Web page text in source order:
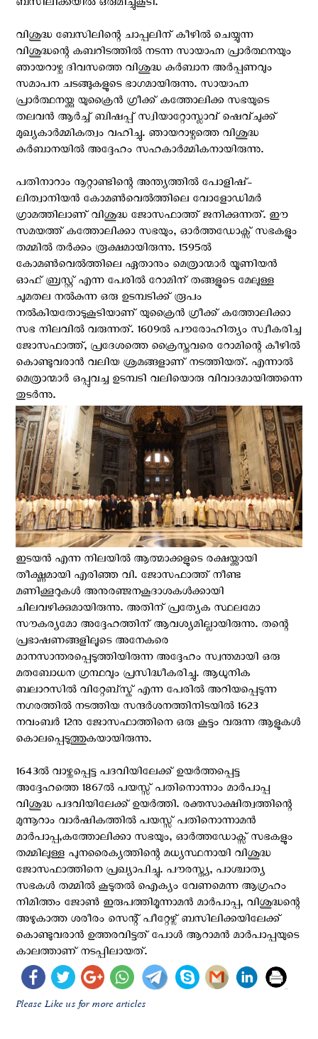
ബസിലിക്കയിൽ ഒരുമിച്ചുകൂടി.
വിശുദ്ധ ബേസിലിന്റെ ചാപ്പലിന് കീഴിൽ ചെയ്യുന്ന
വിശുദ്ധന്റെ കബറിടത്തിൽ നടന്ന സായാഹ്ന പ്രാർത്ഥനയും
ഞായറാഴ്ച ദിവസത്തെ വിശുദ്ധ കുർബാന അർപ്പണവും
സമാപന ചടങ്ങുകളുടെ ഭാഗമായിരുന്നു. സായാഹ്ന
പ്രാർത്ഥനയ്ക്കു യുക്രൈൻ ഗ്രീക്ക് കത്തോലിക്ക സഭയുടെ
തലവൻ ആർച്ച് ബിഷപ്പ് സ്വിയാറ്റോസ്ലാവ് ഷെവ്ചുക്ക്
മുഖ്യകാര്‍മ്മികത്വം വഹിച്ചു. ഞായറാഴ്ചത്തെ വിശുദ്ധ
കുർബാനയിൽ അദ്ദേഹം സഹകാർമ്മികനായിരുന്നു.
പതിനാറാം നൂറ്റാണ്ടിന്റെ അന്ത്യത്തിൽ പോളിഷ്-
ലിത്വാനിയൻ കോമൺവെൽത്തിലെ വോളോഡിമർ
ഗ്രാമത്തിലാണ് വിശുദ്ധ ജോസഫാത്ത് ജനിക്കുന്നത്. ഈ
സമയത്ത് കത്തോലിക്കാ സഭയും, ഓർത്തഡോക്സ് സഭകളും
തമ്മിൽ തർക്കം രൂക്ഷമായിരുന്നു. 1595ൽ
കോമൺവെൽത്തിലെ ഏതാനും മെത്രാന്മാർ യൂണിയൻ
ഓഫ് ബ്രസ്റ്റ് എന്ന പേരിൽ റോമിന് തങ്ങളുടെ മേലുള്ള
ചുമതല നൽകുന്ന ഒരു ഉടമ്പടിക്ക് രൂപം
നൽകിയതോടുകൂടിയാണ് യുക്രൈൻ ഗ്രീക്ക് കത്തോലിക്കാ
സഭ നിലവിൽ വരുന്നത്. 1609ൽ പൗരോഹിത്യം സ്വീകരിച്ച
ജോസഫാത്ത്, പ്രദേശത്തെ ക്രൈസ്തവരെ റോമിന്റെ കീഴിൽ
കൊണ്ടുവരാൻ വലിയ ശ്രമങ്ങളാണ് നടത്തിയത്. എന്നാൽ
മെത്രാന്മാർ ഒപ്പുവച്ച ഉടമ്പടി വലിയൊരു വിവാദമായിത്തന്നെ
തുടർന്നു.
ഇടയൻ എന്ന നിലയിൽ ആത്മാക്കളുടെ രക്ഷയ്ക്കായി
തീക്ഷ്ണമായി എരിഞ്ഞ വി. ജോസഫാത്ത് നീണ്ട
മണിക്കൂറുകൾ അനുരഞ്ജനകൂദാശകൾക്കായി
ചിലവഴിക്കുമായിരുന്നു. അതിന് പ്രത്യേക സ്ഥലമോ
സൗകര്യമോ അദ്ദേഹത്തിന് ആവശ്യമില്ലായിരുന്നു. തന്റെ
പ്രഭാഷണങ്ങളിലൂടെ അനേകരെ
മാനസാന്തരപ്പെടുത്തിയിരുന്ന അദ്ദേഹം സ്വന്തമായി ഒരു
മതബോധന ഗ്രന്ഥവും പ്രസിദ്ധീകരിച്ചു. ആധുനിക
ബലാറസിൽ വിറ്റേബ്സ്ക് എന്ന പേരിൽ അറിയപ്പെടുന്ന
നഗരത്തിൽ നടത്തിയ സന്ദർശനത്തിനിടയിൽ 1623
നവംബർ 12നു ജോസഫാത്തിനെ ഒരു കൂട്ടം വരുന്ന ആളുകൾ
കൊലപ്പെടുത്തുകയായിരുന്നു.
1643ൽ വാഴ്ത്തപ്പെട്ട പദവിയിലേക്ക് ഉയർത്തപ്പെട്ട
അദ്ദേഹത്തെ 1867ൽ പയസ്സ് പതിനൊന്നാം മാർപാപ്പ
വിശുദ്ധ പദവിയിലേക്ക് ഉയര്‍ത്തി. രക്തസാക്ഷിത്വത്തിന്റെ
മുന്നൂറാം വാർഷികത്തിൽ പയസ്സ് പതിനൊന്നാമൻ
മാർപാപ്പ,കത്തോലിക്കാ സഭയും, ഓർത്തഡോക്സ് സഭകളും
തമ്മിലുള്ള പുനരൈക്യത്തിന്റെ മധ്യസ്ഥനായി വിശുദ്ധ
ജോസഫാത്തിനെ പ്രഖ്യാപിച്ചു. പൗരസ്ത്യ, പാശ്ചാത്യ
സഭകൾ തമ്മിൽ കൂടുതൽ ഐക്യം വേണമെന്ന ആഗ്രഹം
നിമിത്തം ജോൺ ഇരുപത്തിമൂന്നാമൻ മാർപാപ്പ, വിശുദ്ധന്റെ
അഴുകാത്ത ശരീരം സെന്റ് പീറ്റേഴ്സ് ബസിലിക്കയിലേക്ക്
കൊണ്ടുവരാൻ ഉത്തരവിട്ടത് പോൾ ആറാമൻ മാർപാപ്പയുടെ
കാലത്താണ് നടപ്പിലായത്.
Please Like us for more articles